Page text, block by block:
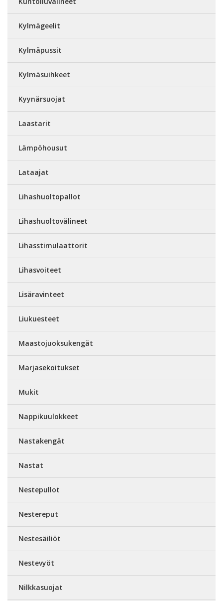
Kylmägeelit
Kylmäpussit
Kylmäsuihkeet
Kyynärsuojat
Laastarit
Lämpöhousut
Lataajat
Lihashuoltopallot
Lihashuoltovälineet
Lihasstimulaattorit
Lihasvoiteet
Lisäravinteet
Liukuesteet
Maastojuoksukengät
Marjasekoitukset
Mukit
Nappikuulokkeet
Nastakengät
Nastat
Nestepullot
Nestereput
Nestesäiliöt
Nestevyöt
Nilkkasuojat